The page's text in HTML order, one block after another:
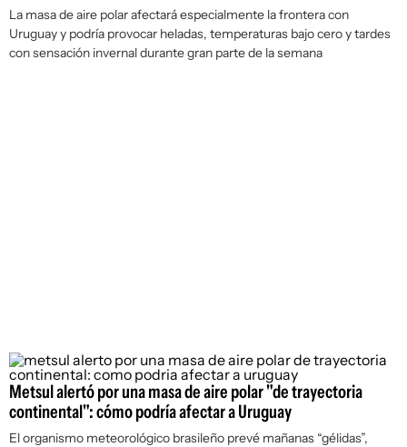
La masa de aire polar afectará especialmente la frontera con
Uruguay y podría provocar heladas, temperaturas bajo cero y tardes
con sensación invernal durante gran parte de la semana
Metsul alertó por una masa de aire polar "de trayectoria
continental": cómo podría afectar a Uruguay
El organismo meteorológico brasileño prevé mañanas “gélidas”,